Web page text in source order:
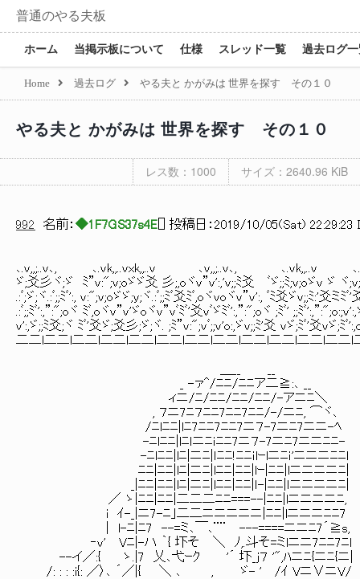
普通のやる夫板
ホーム 当掲示板について 仕様 スレッド一覧 過去ログ
Home 過去ログ やる夫と かがみは 世界を探す その１０
やる夫と かがみは 世界を探す その１０
レス数：1000 サイズ：2640.96 KiB
992 名前： ◆1F7GS37s4E ] 投稿日： 2019/10/05(Sat) 22:29:23
､.v,,;..v､, ､.vk,,..vxk,,..v ､v,,;..v､, ､.vk,,..v ､
ゞ;爻彡ヾ;ゞ ﾐ”v:";v;oゞゞ爻 彡;,oヾv”v':,'v;;ﾐ爻 ﾞゞ;;ﾐ;v;oゞv ゞ ヾ
.:ﾞ;ゞ;ヾ.:ﾞ;;ﾐﾞ':, v:";v;oゞゞ;y;ヾ.:ﾞ;;ﾐﾞ爻ﾐﾞ,oヾvoヾv”v':, ﾞﾐ爻ゞv;;ﾐ:'爻ミﾐﾞ'
.:ﾞ;;ﾐﾞ':,”:";oヾ ﾐﾞ,oヾv”v'ゞoヾv”vﾞﾐﾞ'爻vﾞゞﾐﾞ':,”:";oヾ ;ﾐﾞ' ;;ﾐﾞ':,”:";o:;v':,
v':,ゞ;;ﾐ爻;ヾ ﾐﾞ'爻ゞ;爻彡;ゞ;ヾ. ;ﾐ”v:";vﾞ;;v'o:,ゞv;;ﾐ'爻 vゞ;ﾐﾞ'爻vゞ;ﾐﾞ
二二l二二l二二l二二l二二l二二l二二l二二l二二l二二l二二l二二l
_ -ァ^/ﾆﾆ/ﾆﾆア二≧:､ __
ィニ/ﾆ/ﾆﾆ/ﾆﾆ/ﾆﾆ/-アニﾆ＼
, ７ニ7ﾆ７ﾆﾆ7ﾆﾆ7ﾆﾆ/-/ニﾆ, ⌒ヾ､
/ﾆlﾆﾆ|lﾆ7ﾆﾆ7ﾆﾆ7ニ７-7ニﾆ7ニニ-ﾍ
-ﾆlﾆﾆ|lﾆｌニﾆｉﾆﾆ7ニ７-7ニﾆ7ニニﾆﾆ-
-ﾆlﾆﾆ|lﾆ|ニﾆ|ｌﾆﾆ!ﾆﾆｉlｰlニﾆｉ'ニニニﾆﾆl
ﾆﾆ|ﾆﾆ|lﾆ|ニﾆ|lﾆﾆ|ﾆﾆ|lｰ|ﾆﾆ|lニニニニﾆ|
_|ﾆﾆ|ﾆﾆ|lﾆ|ニﾆ|lﾆﾆ|ﾆﾆ|ｌ-|ﾆﾆ|ｌニニニニﾆ|
／ ゝ|ﾆﾆ|ﾆﾆ|二二二ﾆﾆ===--|ﾆﾆ|lニニニニﾆ,
i ｲ-_|ニ7-ﾆ｣二二ニニニニニ|ﾆﾆ|lニニニﾆﾆ7
| l-ﾆ|ﾆ7 --=ミ､￣､¨¨ ---====ニニﾆ7´≧s, さて
‐v' Vﾆ|-ハ ｀{ 圷そ ＼ ﾉ,.斗そ=ミlニニ7ﾆﾆ7ﾆl
--イ／:{ ゝ.|7 乂､弋ｰｸ '´ 圷_j７ '",ﾊニﾆ{ニﾆ{ニ|
/: : : :i{: ／〉､ ´／|{ ＼ ､ , ゞ- ' /ｲ Vニ∨ニ